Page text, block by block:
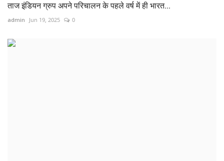
ताज इंडियन ग्रुप अपने परिचालन के पहले वर्ष में ही भारत...
admin Jun 19, 2025 0